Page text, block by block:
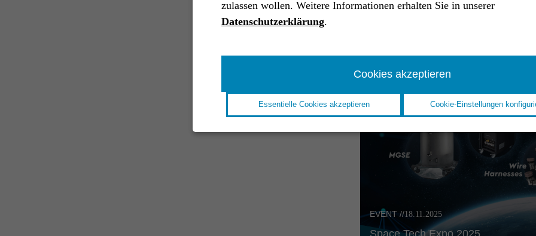
EVENT //18.11.2025
Space Tech Expo 2025
zulassen wollen. Weitere Informationen erhalten Sie in unserer
Datenschutzerklärung.
Cookies akzeptieren
Essentielle Cookies akzeptieren Cookie-Einstellungen